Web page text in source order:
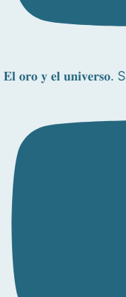
𝐄𝐥 𝐨𝐫𝐨 𝐲 𝐞𝐥